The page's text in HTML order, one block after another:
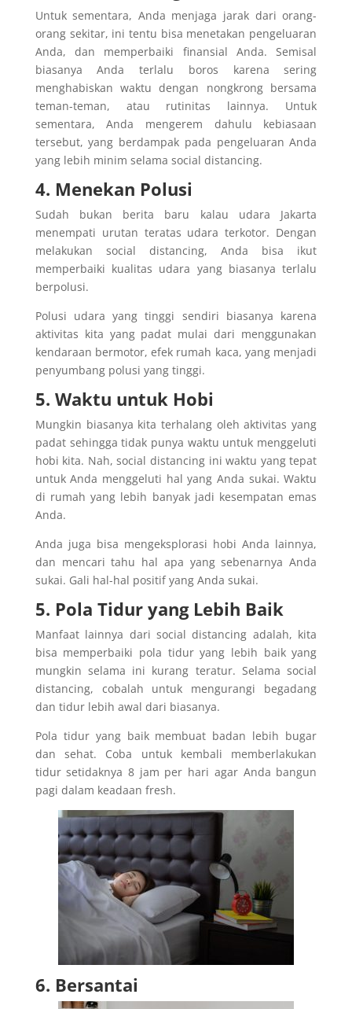
Untuk sementara, Anda menjaga jarak dari orang-
orang sekitar, ini tentu bisa menetakan pengeluaran
Anda, dan memperbaiki finansial Anda. Semisal
biasanya Anda terlalu boros karena sering
menghabiskan waktu dengan nongkrong bersama
teman-teman, atau rutinitas lainnya. Untuk
sementara, Anda mengerem dahulu kebiasaan
tersebut, yang berdampak pada pengeluaran Anda
yang lebih minim selama social distancing.
4. Menekan Polusi
Sudah bukan berita baru kalau udara Jakarta
menempati urutan teratas udara terkotor. Dengan
melakukan social distancing, Anda bisa ikut
memperbaiki kualitas udara yang biasanya terlalu
berpolusi.
Polusi udara yang tinggi sendiri biasanya karena
aktivitas kita yang padat mulai dari menggunakan
kendaraan bermotor, efek rumah kaca, yang menjadi
penyumbang polusi yang tinggi.
5. Waktu untuk Hobi
Mungkin biasanya kita terhalang oleh aktivitas yang
padat sehingga tidak punya waktu untuk menggeluti
hobi kita. Nah, social distancing ini waktu yang tepat
untuk Anda menggeluti hal yang Anda sukai. Waktu
di rumah yang lebih banyak jadi kesempatan emas
Anda.
Anda juga bisa mengeksplorasi hobi Anda lainnya,
dan mencari tahu hal apa yang sebenarnya Anda
sukai. Gali hal-hal positif yang Anda sukai.
5. Pola Tidur yang Lebih Baik
Manfaat lainnya dari social distancing adalah, kita
bisa memperbaiki pola tidur yang lebih baik yang
mungkin selama ini kurang teratur. Selama social
distancing, cobalah untuk mengurangi begadang
dan tidur lebih awal dari biasanya.
Pola tidur yang baik membuat badan lebih bugar
dan sehat. Coba untuk kembali memberlakukan
tidur setidaknya 8 jam per hari agar Anda bangun
pagi dalam keadaan fresh.
6. Bersantai